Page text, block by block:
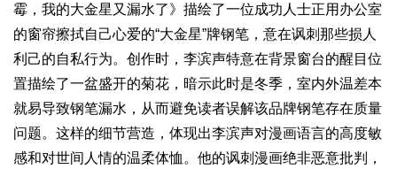
霉，我的大金星又漏水了》描绘了一位成功人士正用办公室
的窗帘擦拭自己心爱的“大金星”牌钢笔，意在讽刺那些损人
利己的自私行为。创作时，李滨声特意在背景窗台的醒目位
置描绘了一盆盛开的菊花，暗示此时是冬季，室内外温差本
就易导致钢笔漏水，从而避免读者误解该品牌钢笔存在质量
问题。这样的细节营造，体现出李滨声对漫画语言的高度敏
感和对世间人情的温柔体恤。他的讽刺漫画绝非恶意批判，